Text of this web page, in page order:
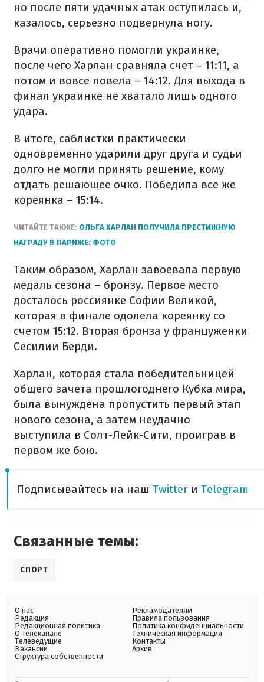
но после пяти удачных атак оступилась и,
казалось, серьезно подвернула ногу.
Врачи оперативно помогли украинке,
после чего Харлан сравняла счет – 11:11, а
потом и вовсе повела – 14:12. Для выхода в
финал украинке не хватало лишь одного
удара.
В итоге, саблистки практически
одновременно ударили друг друга и судьи
долго не могли принять решение, кому
отдать решающее очко. Победила все же
кореянка – 15:14.
ЧИТАЙТЕ ТАКЖЕ: ОЛЬГА ХАРЛАН ПОЛУЧИЛА ПРЕСТИЖНУЮ
НАГРАДУ В ПАРИЖЕ: ФОТО
Таким образом, Харлан завоевала первую
медаль сезона – бронзу. Первое место
досталось россиянке Софии Великой,
которая в финале одолела кореянку со
счетом 15:12. Вторая бронза у француженки
Сесилии Берди.
Харлан, которая стала победительницей
общего зачета прошлогоднего Кубка мира,
была вынуждена пропустить первый этап
нового сезона, а затем неудачно
выступила в Солт-Лейк-Сити, проиграв в
первом же бою.
Подписывайтесь на наш Twitter и Telegram
Связанные темы:
СПОРТ
О нас
Редакция
Редакционная политика
О телеканале
Телеведущие
Вакансии
Структура собственности
Рекламодателям
Правила пользования
Политика конфиденциальности
Техническая информация
Контакты
Архив